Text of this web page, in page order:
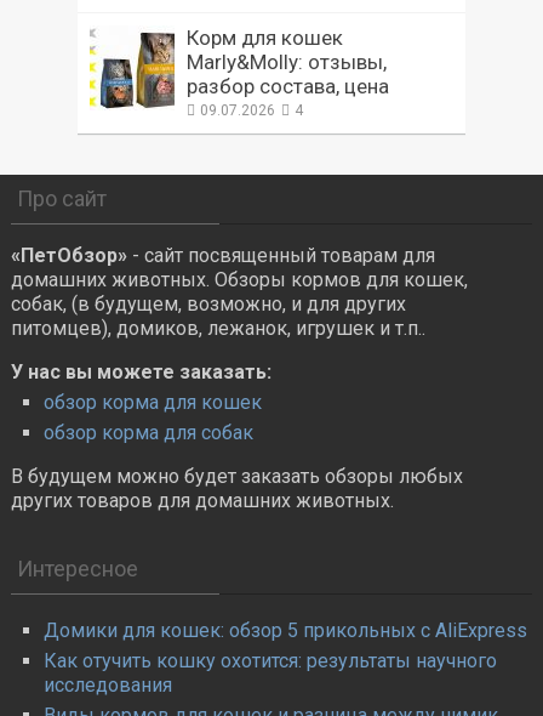
Корм для кошек
Marly&Molly: отзывы,
разбор состава, цена
09.07.2026 4
Про сайт
«ПетОбзор»- сайт посвященный товарам для
домашних животных. Обзоры кормов для кошек,
собак, (в будущем, возможно, и для других
питомцев), домиков, лежанок, игрушек и т.п..
У нас вы можете заказать:
обзор корма для кошек
обзор корма для собак
В будущем можно будет заказать обзоры любых
других товаров для домашних животных.
Интересное
Домики для кошек: обзор 5 прикольных с AliExpress
Как отучить кошку охотится: результаты научного
исследования